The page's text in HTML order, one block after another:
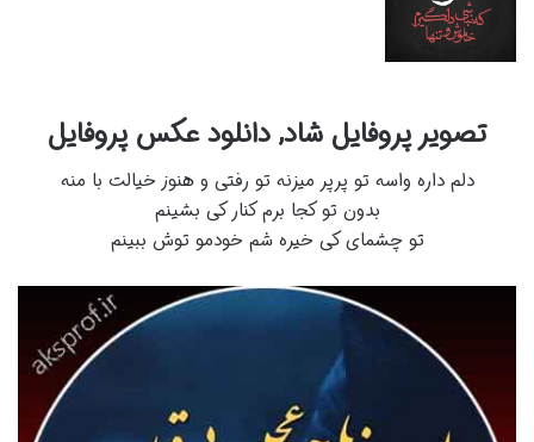
تصویر پروفایل شاد,دانلود عکس پروفایل
دلم داره واسه تو پرپر میزنه تو رفتی و هنوز خیالت با منه
بدون تو کجا برم کنار کی بشینم
تو چشمای کی خیره شم خودمو توش ببینم